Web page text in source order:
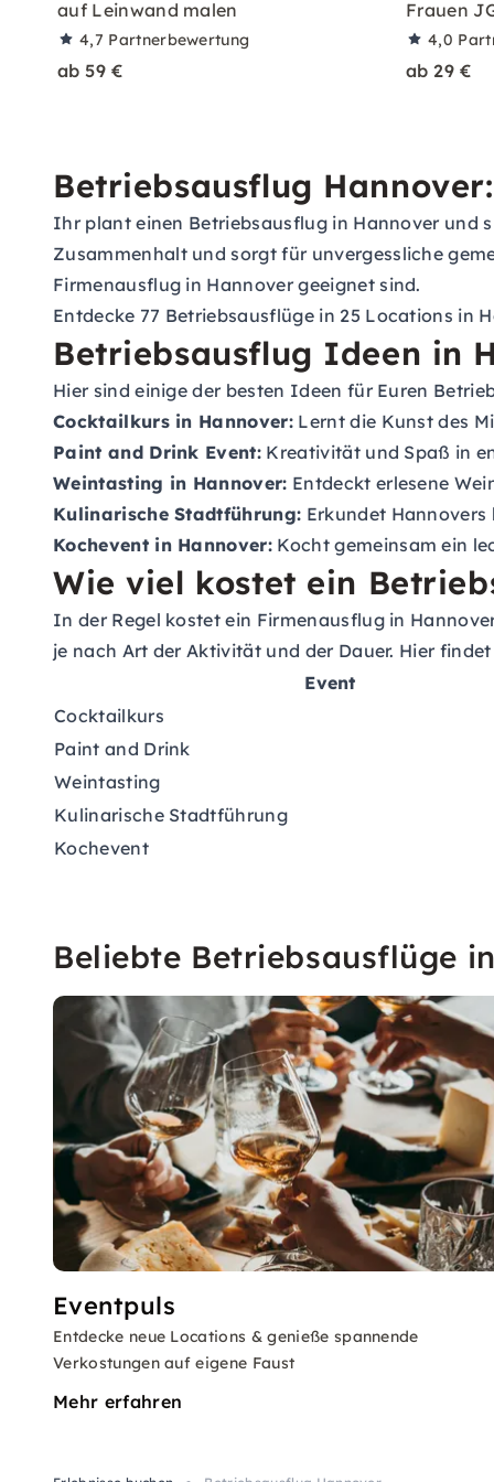
auf Leinwand malen
4,7 Partnerbewertung
ab 59 €
Frauen
4,0
ab 29 €
Betriebsausflug
Ihr plant einen Betriebsausflug in Hannover und
Zusammenhalt und sorgt für unvergessliche
Firmenausflug in Hannover geeignet sind.
Entdecke 77 Betriebsausflüge in 25 Locations in
Betriebsausflug Ideen in
Hier sind einige der besten Ideen für Euren
Cocktailkurs in Hannover: Lernt die Kunst des
Paint and Drink Event: Kreativität und Spaß in
Weintasting in Hannover: Entdeckt erlesene
Kulinarische Stadtführung: Erkundet
Kochevent in Hannover: Kocht gemeinsam ein
Wie viel kostet ein
In der Regel kostet ein Firmenausflug in
je nach Art der Aktivität und der Dauer. Hier
Event
Cocktailkurs
Paint and Drink
Weintasting
Kulinarische Stadtführung
Kochevent
Beliebte Betriebsausflüge
Eventpuls
Entdecke neue Locations & genieße spannende
Verkostungen auf eigene Faust
Mehr erfahren